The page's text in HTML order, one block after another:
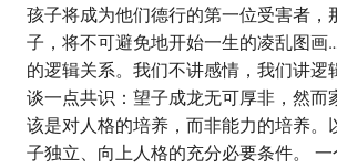
孩子将成为他们德行的第一位受害者，
子，将不可避免地开始一生的凌乱图画
的逻辑关系。我们不讲感情，我们讲逻
谈一点共识：望子成龙无可厚非，然而
该是对人格的培养，而非能力的培养。
子独立、向上人格的充分必要条件。